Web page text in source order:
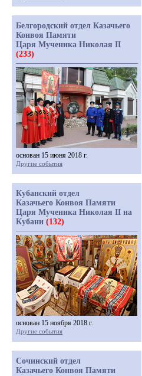
Белгородский отдел Казачьего
Конвоя Памяти
Царя Мученика Николая II
(233)
основан 15 июня 2018 г.
Другие события
Кубанский отдел
Казачьего Конвоя Памяти
Царя Мученика Николая II на
Кубани (132)
основан 15 ноября 2018 г.
Другие события
Сочинский отдел
Казачьего Конвоя Памяти